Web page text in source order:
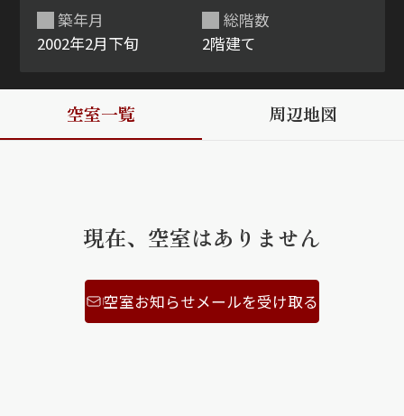
ルームツアー 動画ギャラリー
シャーメゾンショップを探す
シャーメゾンライフサポート
自立型サービス付き・シニア向け
築年月
2002年2月下旬
総階数
2階建て
空室一覧 周辺地図
現在、空室はありません
空室お知らせメールを受け取る